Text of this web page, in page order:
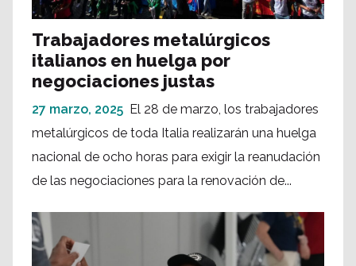
Trabajadores metalúrgicos
italianos en huelga por
negociaciones justas
27 marzo, 2025 El 28 de marzo, los trabajadores
metalúrgicos de toda Italia realizarán una huelga
nacional de ocho horas para exigir la reanudación
de las negociaciones para la renovación de...